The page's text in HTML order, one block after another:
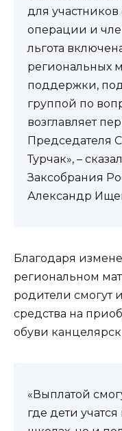
для
операции и
льгота
региональных
поддержки,
группой по
возглавляет
Председателя
Турчак», –
Заксобрания
Александр
Благодаря
региональном
родители смогут
средства на
обуви
«Выплатой
где дети